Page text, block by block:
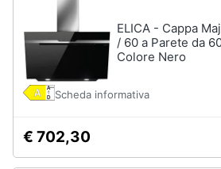
ELICA - Cappa
/ 60 a Parete da
Colore Nero
Scheda informativa
€ 702,30